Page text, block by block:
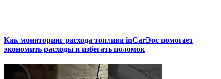
Как мониторинг расхода топлива inCarDoc помогает
экономить расходы и избегать поломок